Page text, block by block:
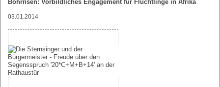
Böhrnsen: Vorbildliches Engagement für Flüchtlinge in Afrika
03.01.2014